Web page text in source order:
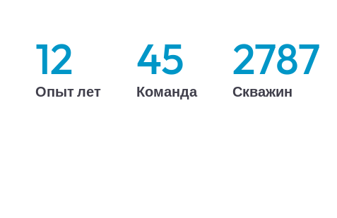
12
Опыт лет
45
Команда
2787
Скважин